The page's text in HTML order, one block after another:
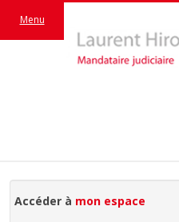
Menu
Accéder à mon espace